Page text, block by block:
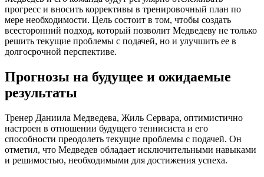
прогресс и вносить коррективы в тренировочный план по
мере необходимости. Цель состоит в том, чтобы создать
всесторонний подход, который позволит Медведеву не только
решить текущие проблемы с подачей, но и улучшить ее в
долгосрочной перспективе.
Прогнозы на будущее и ожидаемые
результаты
Тренер Даниила Медведева, Жиль Сервара, оптимистично
настроен в отношении будущего теннисиста и его
способности преодолеть текущие проблемы с подачей. Он
отметил, что Медведев обладает исключительными навыками
и решимостью, необходимыми для достижения успеха.